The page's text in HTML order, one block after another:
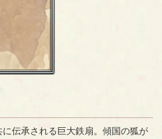
伝承される巨大鉄扇。傾国の狐が